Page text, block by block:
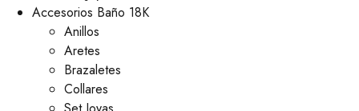
Accesorios Baño 18K
Anillos
Aretes
Brazaletes
Collares